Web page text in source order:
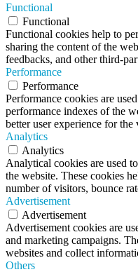
Functional
Functional
Functional cookies help to
sharing the content of the
feedbacks, and other third-
Performance
Performance
Performance cookies are
performance indexes of the
better user experience for the
Analytics
Analytics
Analytical cookies are used
the website. These cookies
number of visitors, bounce
Advertisement
Advertisement
Advertisement cookies are
and marketing campaigns.
websites and collect
Others